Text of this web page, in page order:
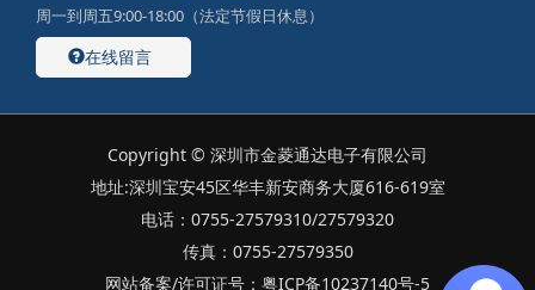
周一到周五9:00-18:00（法定节假日休息）
在线留言
Copyright © 深圳市金菱通达电子有限公司
地址:深圳宝安45区华丰新安商务大厦616-619室
电话：0755-27579310/27579320
传真：0755-27579350
网站备案/许可证号：粤ICP备10237140号-5